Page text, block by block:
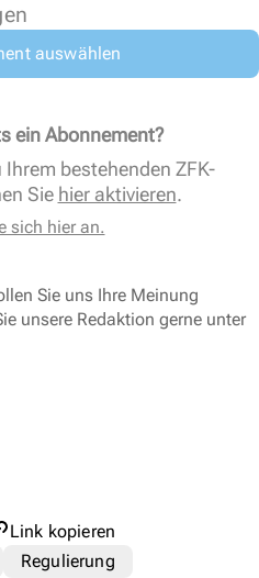
auswählen
ein Abonnement?
bestehenden ZFK-
Sie hier aktivieren.
sich hier an.
Sie uns Ihre Meinung
unsere Redaktion gerne unter
Link kopieren
Regulierung